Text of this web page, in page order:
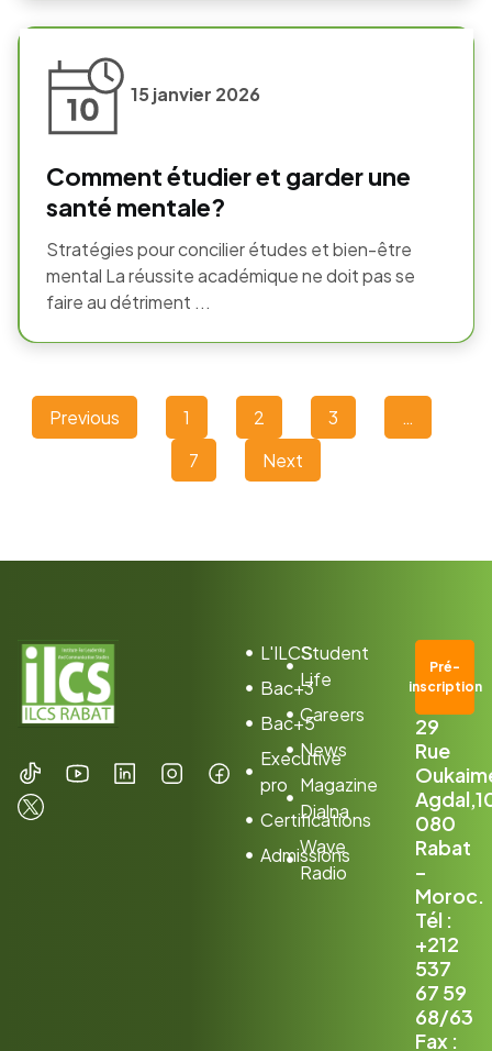
15 janvier 2026
Comment étudier et garder une
santé mentale?
Stratégies pour concilier études et bien-être
mental La réussite académique ne doit pas se
faire au détriment ...
Previous 1 2 3
…
7
Next
L'ILCS
Bac+3
Bac+5
Executive
pro
Certifications
Admissions
Student
Life
Careers
News
Magazine
Dialna
Wave
Radio
Pré-
inscription
29
Rue
080
Rabat
–
Moroc.
Tél :
+212
537
67 59
68/63
Fax :